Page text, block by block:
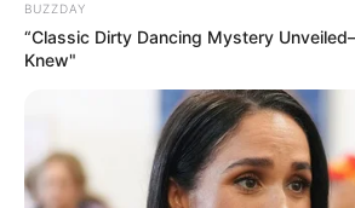
Пов’язаний запис
ПАРТНЕРСЬКІ МАТЕРІАЛИ ПОДІЇ
BUZZDAY
“Classic Dirty Dancing Mystery
Knew"